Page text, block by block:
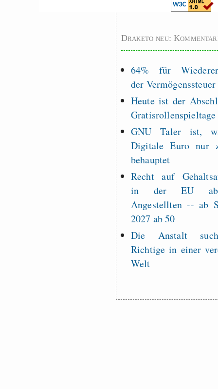
Draketo neu:
64% für
der Vermögenssteuer
Heute ist der
GNU Taler ist,
Digitale Euro nur
behauptet
Recht auf
in der EU
Angestellten -- ab
2027 ab 50
Die Anstalt
Richtige in einer
Welt